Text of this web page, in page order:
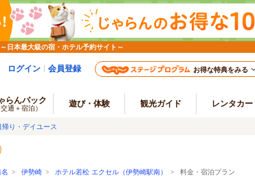
日本最大級の宿・ホテル予約サイト～
ログイン 会員登録 お得な特典をみる
らんパック
通＋宿泊） 遊び・体験 観光ガイド レンタカー
帰り・デイユース
> 伊勢崎 > ホテル若松 エクセル（伊勢崎駅南） > 料金・宿泊プラン